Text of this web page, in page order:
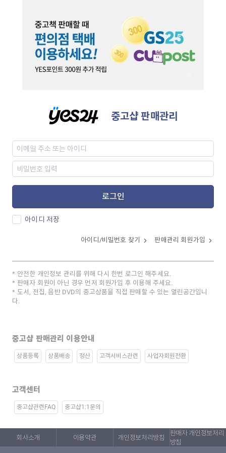
중고샵 판매관리
로그인
아이디 저장
아이디/비밀번호 찾기 판매관리 회원가입
안전한 개인정보 관리를 위해 다시 한번 로그인 해주세요.
판매자 회원이 아닌 경우 먼저 회원가입 후 이용해 주세요.
도서, 전집, 음반 DVD의 중고상품을 직접 판매할 수 있는 열린공간입니
다.
중고샵 판매관리 이용안내
상품등록 상품배송 정산 고객서비스관련 사업자회원전환
고객센터
중고샵관련FAQ 중고샵1:1문의
회사소개 이용약관 개인정보처리방침
판매자 개인정보처리
방침